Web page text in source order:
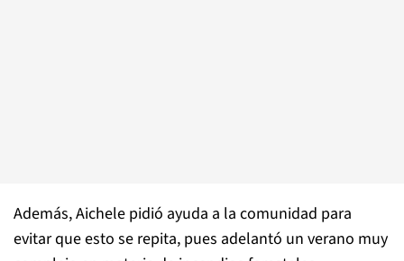
Además, Aichele pidió ayuda a la comunidad para
evitar que esto se repita, pues adelantó un verano muy